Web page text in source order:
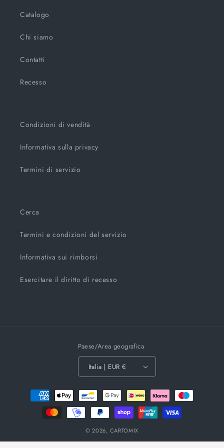
Catalogo
Chi siamo
Contatti
Recesso
Condizioni di vendità
Informativa sulla privacy
Termini di servizio
Cerca
Termini e condizioni del servizio
Informativa sui rimborsi
Esercitare il diritto di recesso
Paese/Area geografica
Italia | EUR €
Metodi
pagamento
© 2026, CARTOMIX